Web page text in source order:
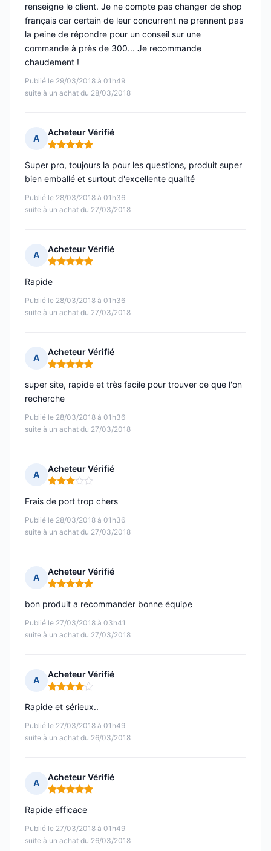
Publié le 29/03/2018 à 01h49
suite à un achat du 28/03/2018
renseigne le client. Je ne compte pas changer de shop
français car certain de leur concurrent ne prennent pas
la peine de répondre pour un conseil sur une
commande à près de 300... Je recommande
chaudement !
A
Acheteur Vérifié
Note : 5 sur 5
Publié le 28/03/2018 à 01h36
suite à un achat du 27/03/2018
Super pro, toujours la pour les questions, produit super
bien emballé et surtout d'excellente qualité
A
Acheteur Vérifié
Note : 5 sur 5
Publié le 28/03/2018 à 01h36
suite à un achat du 27/03/2018
Rapide
A
Acheteur Vérifié
Note : 5 sur 5
Publié le 28/03/2018 à 01h36
suite à un achat du 27/03/2018
super site, rapide et très facile pour trouver ce que l'on
recherche
A
Acheteur Vérifié
Note : 3 sur 5
Publié le 28/03/2018 à 01h36
suite à un achat du 27/03/2018
Frais de port trop chers
A
Acheteur Vérifié
Note : 5 sur 5
Publié le 27/03/2018 à 03h41
suite à un achat du 27/03/2018
bon produit a recommander bonne équipe
A
Acheteur Vérifié
Note : 4 sur 5
Publié le 27/03/2018 à 01h49
suite à un achat du 26/03/2018
Rapide et sérieux..
A
Acheteur Vérifié
Note : 5 sur 5
Publié le 27/03/2018 à 01h49
suite à un achat du 26/03/2018
Rapide efficace